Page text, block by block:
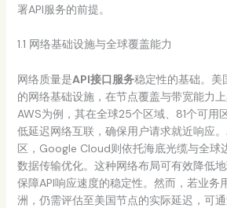
署API服务的前提。
1.1 网络基础设施与全球覆盖能力
网络质量是API接口服务稳定性的基础。美
的网络基础设施，在节点覆盖与带宽能力
AWS为例，其在全球25个区域、81个可用
低延迟网络互联，确保用户请求就近响应
区，Google Cloud则依托海底光缆与全球
数据传输优化。这种网络布局可有效降低
保障API响应速度的稳定性。然而，若业务
洲，仍需评估至美国节点的实际延迟，可